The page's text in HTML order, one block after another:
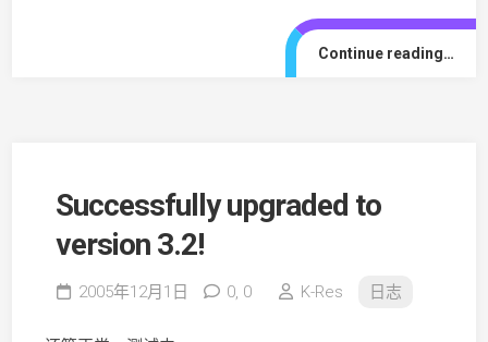
Continue reading…
Successfully upgraded to
version 3.2!
2005年12月1日 0, 0 K-Res 日志